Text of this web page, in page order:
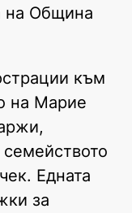
на Община
към
на Марие
Едната
за